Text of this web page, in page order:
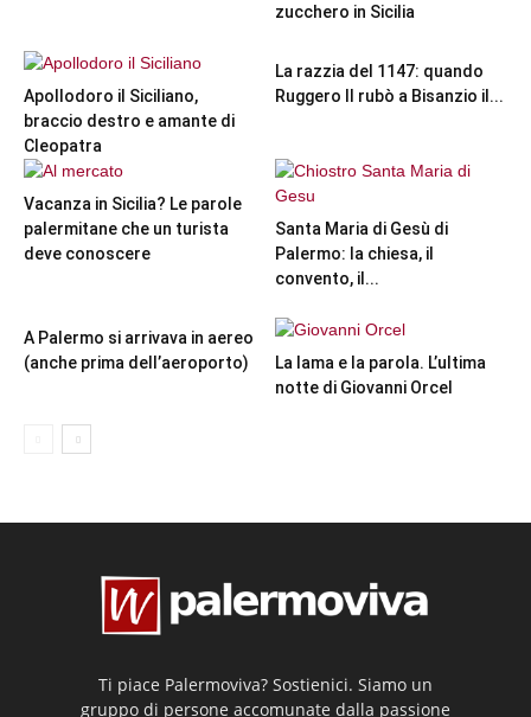
zucchero in Sicilia
Apollodoro il Siciliano,
braccio destro e amante di
Cleopatra
La razzia del 1147: quando
Ruggero II rubò a Bisanzio il...
Vacanza in Sicilia? Le parole
palermitane che un turista
deve conoscere
Santa Maria di Gesù di
Palermo: la chiesa, il
convento, il...
A Palermo si arrivava in aereo
(anche prima dell’aeroporto)
La lama e la parola. L’ultima
notte di Giovanni Orcel
Ti piace Palermoviva? Sostienici. Siamo un
gruppo di persone accomunate dalla passione